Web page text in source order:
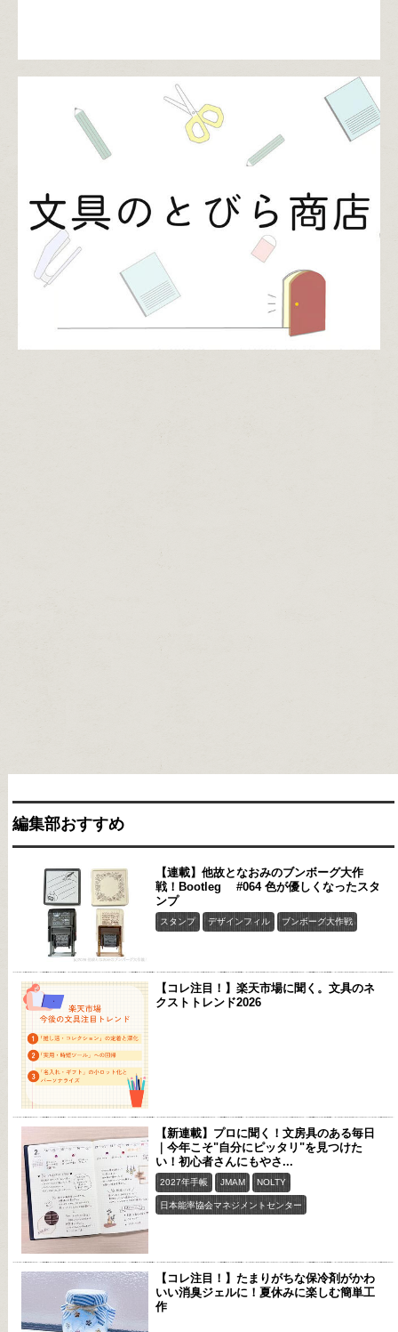
編集部おすすめ
【連載】他故となおみのブンボーグ大作
戦！Bootleg #064 色が優しくなったスタ
ンプ
スタンプ デザインフィル ブンボーグ大作戦
【コレ注目！】楽天市場に聞く。文具のネ
クストトレンド2026
【新連載】プロに聞く！文房具のある毎日
｜今年こそ"自分にピッタリ"を見つけた
い！初心者さんにもやさ...
2027年手帳 JMAM NOLTY
日本能率協会マネジメントセンター
【コレ注目！】たまりがちな保冷剤がかわ
いい消臭ジェルに！夏休みに楽しむ簡単工
作